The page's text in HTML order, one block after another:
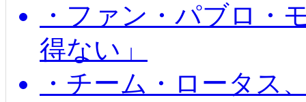
・ファン・パブロ・
得ない」
・チーム・ロータス